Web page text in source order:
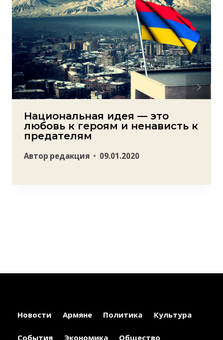
Национальная идея — это
любовь к героям и ненависть к
предателям
Автор редакция 09.01.2020
Новости Армяне Политика Культура
События Экономика Общество